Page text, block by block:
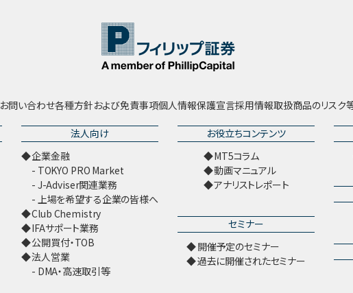
お問い合わせ各種方針および免責事項個人情報保護宣言採用情報取扱商品のリスク
法人向け
企業金融
TOKYO PRO Market
J-Adviser関連業務
上場を希望する企業の皆様へ
Club Chemistry
IFAサポート業務
公開買付・TOB
法人営業
DMA・高速取引等
お役立ちコンテンツ
MT5コラム
動画マニュアル
アナリストレポート
セミナー
開催予定のセミナー
過去に開催されたセミナー